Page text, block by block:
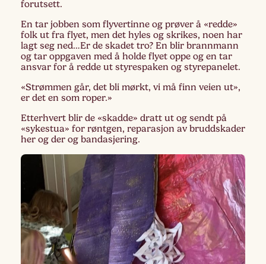
forutsett.
En tar jobben som flyvertinne og prøver å «redde»
folk ut fra flyet, men det hyles og skrikes, noen har
lagt seg ned…Er de skadet tro? En blir brannmann
og tar oppgaven med å holde flyet oppe og en tar
ansvar for å redde ut styrespaken og styrepanelet.
«Strømmen går, det bli mørkt, vi må finn veien ut»,
er det en som roper.»
Etterhvert blir de «skadde» dratt ut og sendt på
«sykestua» for røntgen, reparasjon av bruddskader
her og der og bandasjering.